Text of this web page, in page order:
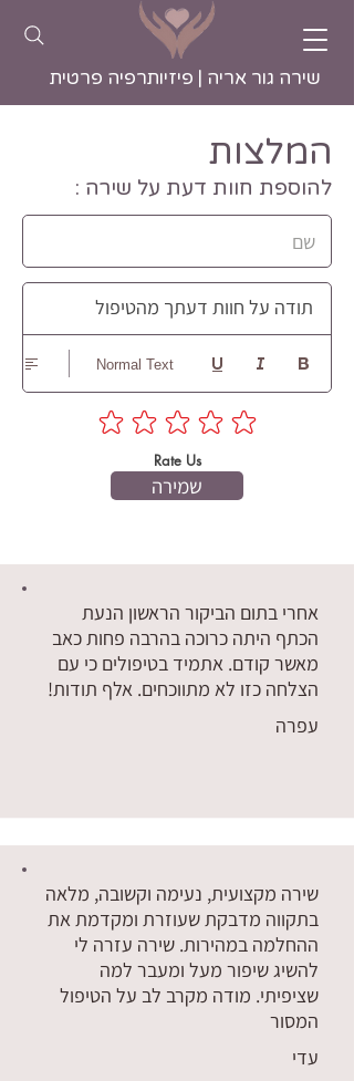
שירה גור אריה | פיזיותרפיה פרטית
המלצות
להוספת חוות דעת על שירה :
תודה על חוות דעתך מהטיפול
Normal Text
Rate Us
שמירה
אחרי בתום הביקור הראשון הנעת
הכתף היתה כרוכה בהרבה פחות כאב
מאשר קודם. אתמיד בטיפולים כי עם
הצלחה כזו לא מתווכחים. אלף תודות!
עפרה
שירה מקצועית, נעימה וקשובה, מלאה
בתקווה מדבקת שעוזרת ומקדמת את
ההחלמה במהירות. שירה עזרה לי
להשיג שיפור מעל ומעבר למה
שציפיתי. מודה מקרב לב על הטיפול
המסור
עדי